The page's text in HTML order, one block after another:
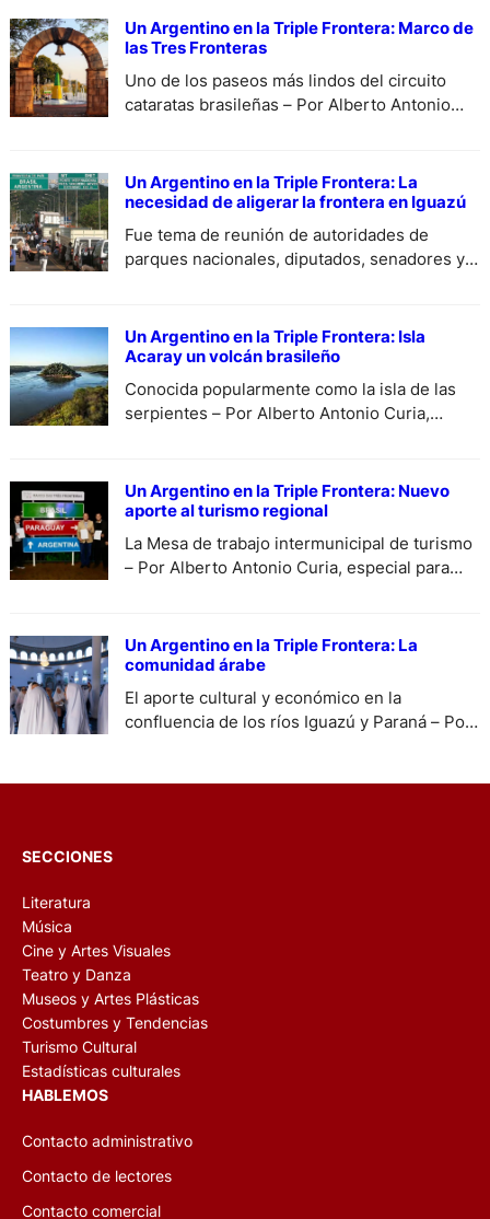
Un Argentino en la Triple Frontera: Marco de
las Tres Fronteras
Uno de los paseos más lindos del circuito
cataratas brasileñas – Por Alberto Antonio
Un Argentino en la Triple Frontera: La
necesidad de aligerar la frontera en Iguazú
Fue tema de reunión de autoridades de
parques nacionales, diputados, senadores y
Un Argentino en la Triple Frontera: Isla
Acaray un volcán brasileño
Conocida popularmente como la isla de las
serpientes – Por Alberto Antonio Curia,
Un Argentino en la Triple Frontera: Nuevo
aporte al turismo regional
La Mesa de trabajo intermunicipal de turismo
– Por Alberto Antonio Curia, especial para
Un Argentino en la Triple Frontera: La
comunidad árabe
El aporte cultural y económico en la
confluencia de los ríos Iguazú y Paraná – Por
SECCIONES
Literatura
Música
Cine y Artes Visuales
Teatro y Danza
Museos y Artes Plásticas
Costumbres y Tendencias
Turismo Cultural
Estadísticas culturales
HABLEMOS
Contacto administrativo
Contacto de lectores
Contacto comercial